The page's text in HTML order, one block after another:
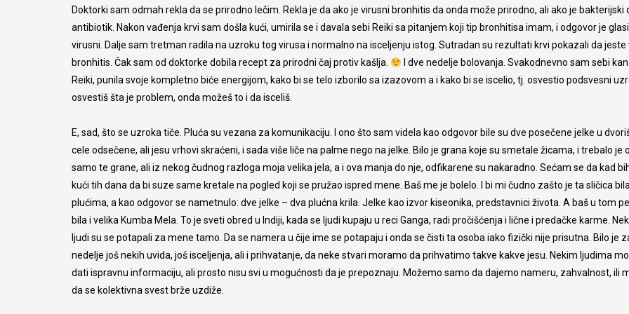
Doktorki sam odmah rekla da se prirodno lečim. Rekla je da ako je virusni bronhitis da onda može prirodno, ali ako je bakterijski
antibiotik. Nakon vađenja krvi sam došla kući, umirila se i davala sebi Reiki sa pitanjem koji tip bronhitisa imam, i odgovor je
virusni. Dalje sam tretman radila na uzroku tog virusa i normalno na isceljenju istog. Sutradan su rezultati krvi pokazali da jeste
bronhitis. Čak sam od doktorke dobila recept za prirodni čaj protiv kašlja.
I dve nedelje bolovanja. Svakodnevno sam sebi
Reiki, punila svoje kompletno biće energijom, kako bi se telo izborilo sa izazovom a i kako bi se iscelio, tj. osvestio podsvesni
osvestiš šta je problem, onda možeš to i da isceliš.
E, sad, što se uzroka tiče. Pluća su vezana za komunikaciju. I ono što sam videla kao odgovor bile su dve posečene jelke u
cele odsečene, ali jesu vrhovi skraćeni, i sada više liče na palme nego na jelke. Bilo je grana koje su smetale žicama, i trebalo je
samo te grane, ali iz nekog čudnog razloga moja velika jela, a i ova manja do nje, odfikarene su nakaradno. Sećam se da kad
kući tih dana da bi suze same kretale na pogled koji se pružao ispred mene. Baš me je bolelo. I bi mi čudno zašto je ta sličica
plućima, a kao odgovor se nametnulo: dve jelke – dva plućna krila. Jelke kao izvor kiseonika, predstavnici života. A baš u tom
bila i velika Kumba Mela. To je sveti obred u Indiji, kada se ljudi kupaju u reci Ganga, radi pročišćenja i lične i predačke karme.
ljudi su se potapali za mene tamo. Da se namera u čije ime se potapaju i onda se čisti ta osoba iako fizički nije prisutna. Bilo je
nedelje još nekih uvida, još isceljenja, ali i prihvatanje, da neke stvari moramo da prihvatimo takve kakve jesu. Nekim ljudima
dati ispravnu informaciju, ali prosto nisu svi u mogućnosti da je prepoznaju. Možemo samo da dajemo nameru, zahvalnost, ili
da se kolektivna svest brže uzdiže.